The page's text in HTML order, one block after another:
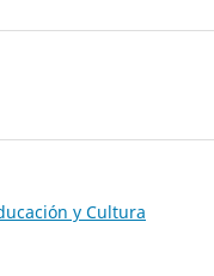
y Cultura